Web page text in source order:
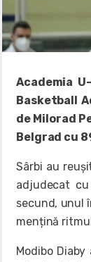
Academia
Basketball
de Milorad
Belgrad cu
Sârbi au
adjudecat
secund, unul
mențină
Modibo